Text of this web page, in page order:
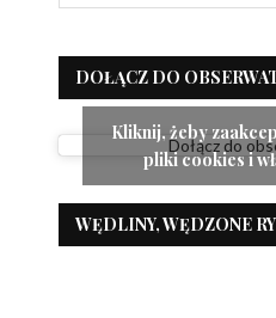
DOŁĄCZ DO
Dołącz do
Kliknij, żeby
pliki cookies i
WĘDLINY, WĘDZONE